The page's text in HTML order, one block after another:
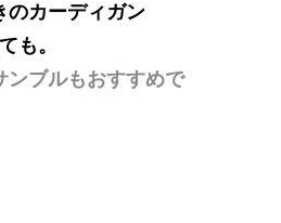
のカーディガン
も。
ンブルもおすすめで